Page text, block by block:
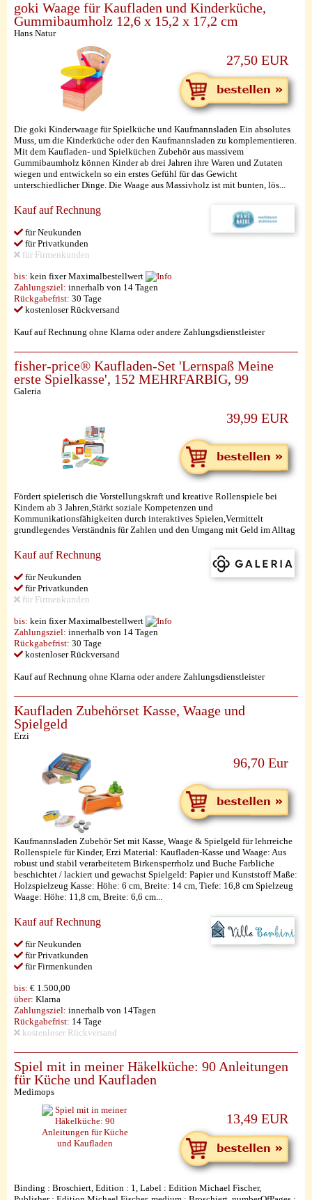
goki Waage für Kaufladen und Kinderküche,
Gummibaumholz 12,6 x 15,2 x 17,2 cm
Hans Natur
27,50 EUR
Die goki Kinderwaage für Spielküche und Kaufmannsladen Ein absolutes
Muss, um die Kinderküche oder den Kaufmannsladen zu komplementieren.
Mit dem Kaufladen- und Spielküchen Zubehör aus massivem
Gummibaumholz können Kinder ab drei Jahren ihre Waren und Zutaten
wiegen und entwickeln so ein erstes Gefühl für das Gewicht
unterschiedlicher Dinge. Die Waage aus Massivholz ist mit bunten, lös...
Kauf auf Rechnung
für Neukunden
für Privatkunden
für Firmenkunden
bis: kein fixer Maximalbestellwert
Zahlungsziel: innerhalb von 14 Tagen
Rückgabefrist: 30 Tage
kostenloser Rückversand
Kauf auf Rechnung ohne Klarna oder andere Zahlungsdienstleister
fisher-price® Kaufladen-Set 'Lernspaß Meine
erste Spielkasse', 152 MEHRFARBIG, 99
Galeria
39,99 EUR
Fördert spielerisch die Vorstellungskraft und kreative Rollenspiele bei
Kindern ab 3 Jahren,Stärkt soziale Kompetenzen und
Kommunikationsfähigkeiten durch interaktives Spielen,Vermittelt
grundlegendes Verständnis für Zahlen und den Umgang mit Geld im Alltag
Kauf auf Rechnung
für Neukunden
für Privatkunden
für Firmenkunden
bis: kein fixer Maximalbestellwert
Zahlungsziel: innerhalb von 14 Tagen
Rückgabefrist: 30 Tage
kostenloser Rückversand
Kauf auf Rechnung ohne Klarna oder andere Zahlungsdienstleister
Kaufladen Zubehörset Kasse, Waage und
Spielgeld
Erzi
96,70 Eur
Kaufmannsladen Zubehör Set mit Kasse, Waage & Spielgeld für lehrreiche
Rollenspiele für Kinder, Erzi Material: Kaufladen-Kasse und Waage: Aus
robust und stabil verarbeitetem Birkensperrholz und Buche Farbliche
beschichtet / lackiert und gewachst Spielgeld: Papier und Kunststoff Maße:
Holzspielzeug Kasse: Höhe: 6 cm, Breite: 14 cm, Tiefe: 16,8 cm Spielzeug
Waage: Höhe: 11,8 cm, Breite: 6,6 cm...
Kauf auf Rechnung
für Neukunden
für Privatkunden
für Firmenkunden
bis: € 1.500,00
über: Klarna
Zahlungsziel: innerhalb von 14Tagen
Rückgabefrist: 14 Tage
kostenloser Rückversand
Spiel mit in meiner Häkelküche: 90 Anleitungen
für Küche und Kaufladen
Medimops
13,49 EUR
Binding : Broschiert, Edition : 1, Label : Edition Michael Fischer,